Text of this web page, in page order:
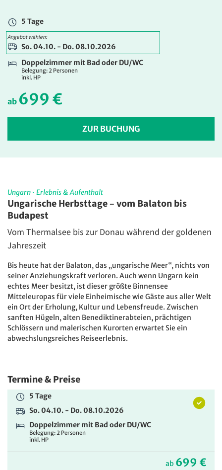
5 Tage
Angebot wählen:
So. 04.10. - Do. 08.10.2026
Doppelzimmer mit Bad oder DU/WC
Belegung: 2 Personen
inkl. HP
ab 699 €
ZUR BUCHUNG
ZUR BUCHUNG
Ungarn · Erlebnis & Aufenthalt
Ungarische Herbsttage – vom Balaton bis
Budapest
Vom Thermalsee bis zur Donau während der goldenen
Jahreszeit
Bis heute hat der Balaton, das „ungarische Meer“, nichts von
seiner Anziehungskraft verloren. Auch wenn Ungarn kein
echtes Meer besitzt, ist dieser größte Binnensee
Mitteleuropas für viele Einheimische wie Gäste aus aller Welt
ein Ort der Erholung, Kultur und Lebensfreude. Zwischen
sanften Hügeln, alten Benediktinerabteien, prächtigen
Schlössern und malerischen Kurorten erwartet Sie ein
abwechslungsreiches Reiseerlebnis.
Termine & Preise
5 Tage
So. 04.10. - Do. 08.10.2026
Doppelzimmer mit Bad oder DU/WC
Belegung: 2 Personen
inkl. HP
ab 699 €